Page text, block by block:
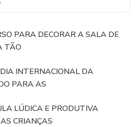
PARA DECORAR A SALA DE
TÃO
INTERNACIONAL DA
PARA AS
LÚDICA E PRODUTIVA
CRIANÇAS